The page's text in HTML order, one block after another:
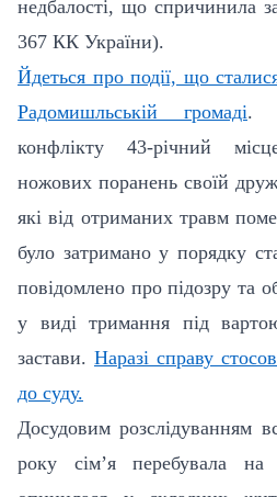
недбалості, що спричинила
367 КК України).
Йдеться про події, що
Радомишльській громаді.
конфлікту 43-річний
ножових поранень своїй
які від отриманих травм
було затримано у порядку
повідомлено про підозру та
у виді тримання під
застави. Наразі справу
до суду.
Досудовим розслідуванням
року сім’я перебувала